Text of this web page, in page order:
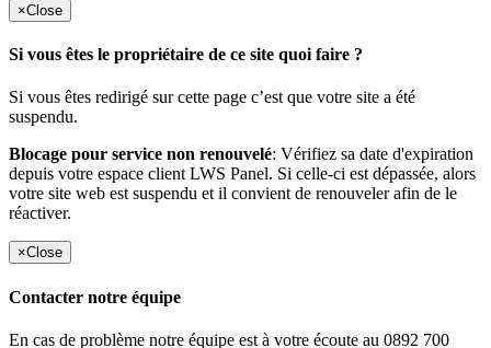
×Close
Si vous êtes le propriétaire de ce site quoi faire ?
Si vous êtes redirigé sur cette page c’est que votre site a été
suspendu.
Blocage pour service non renouvelé: Vérifiez sa date d'expiration
depuis votre espace client LWS Panel. Si celle-ci est dépassée, alors
votre site web est suspendu et il convient de renouveler afin de le
réactiver.
×Close
Contacter notre équipe
En cas de problème notre équipe est à votre écoute au 0892 700